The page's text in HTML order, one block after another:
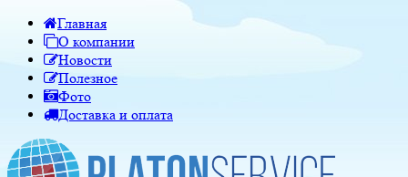
Главная
О компании
Новости
Полезное
Фото
Доставка и оплата